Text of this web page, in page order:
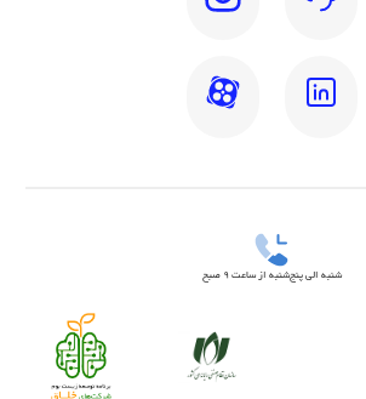
شنبه الی پنج‌شنبه از ساعت 9 صبح